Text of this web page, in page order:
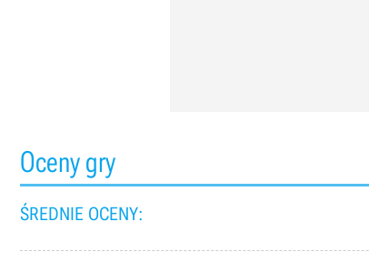
Oceny gry
ŚREDNIE OCENY: